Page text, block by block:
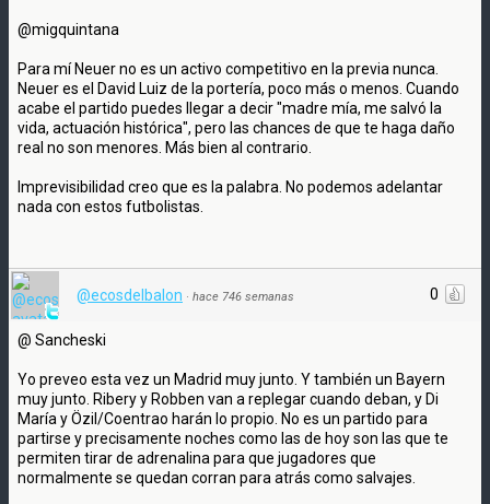
@migquintana
Para mí Neuer no es un activo competitivo en la previa nunca.
Neuer es el David Luiz de la portería, poco más o menos. Cuando
acabe el partido puedes llegar a decir "madre mía, me salvó la
vida, actuación histórica", pero las chances de que te haga daño
real no son menores. Más bien al contrario.
Imprevisibilidad creo que es la palabra. No podemos adelantar
nada con estos futbolistas.
0
@ecosdelbalon · hace 746 semanas
@ Sancheski
Yo preveo esta vez un Madrid muy junto. Y también un Bayern
muy junto. Ribery y Robben van a replegar cuando deban, y Di
María y Özil/Coentrao harán lo propio. No es un partido para
partirse y precisamente noches como las de hoy son las que te
permiten tirar de adrenalina para que jugadores que
normalmente se quedan corran para atrás como salvajes.